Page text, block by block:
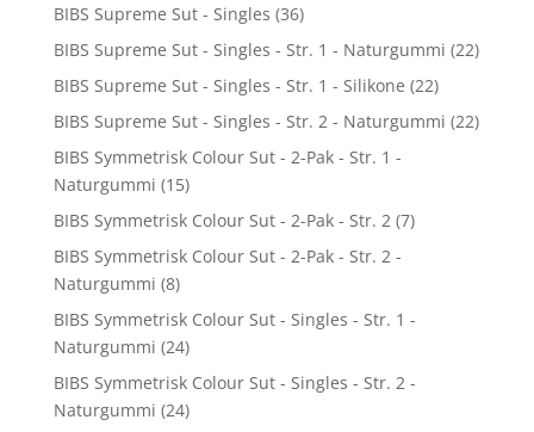
BIBS Supreme Sut - Singles (36)
BIBS Supreme Sut - Singles - Str. 1 - Naturgummi (22)
BIBS Supreme Sut - Singles - Str. 1 - Silikone (22)
BIBS Supreme Sut - Singles - Str. 2 - Naturgummi (22)
BIBS Symmetrisk Colour Sut - 2-Pak - Str. 1 -
Naturgummi (15)
BIBS Symmetrisk Colour Sut - 2-Pak - Str. 2 (7)
BIBS Symmetrisk Colour Sut - 2-Pak - Str. 2 -
Naturgummi (8)
BIBS Symmetrisk Colour Sut - Singles - Str. 1 -
Naturgummi (24)
BIBS Symmetrisk Colour Sut - Singles - Str. 2 -
Naturgummi (24)